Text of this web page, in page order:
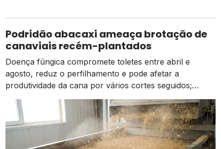
em relação ao mesmo período do ano passado, mas as
atividades estão ocorrendo de forma normal em
comparação à média dos […]
Podridão abacaxi ameaça brotação de
canaviais recém-plantados
Doença fúngica compromete toletes entre abril e
agosto, reduz o perfilhamento e pode afetar a
produtividade da cana por vários cortes seguidos;
prevenção começa na escolha das mudas